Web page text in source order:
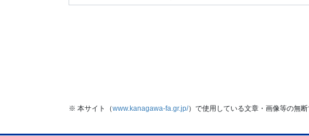
※ 本サイト（www.kanagawa-fa.gr.jp/）で使用している文章・画像等の無